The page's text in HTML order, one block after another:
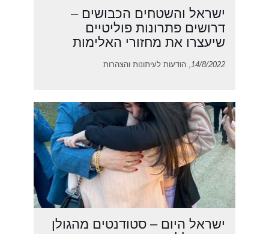
ישראל והשטחים הכבושים –
דרושים פתרונות פוליטיים
שיעצרו את מחזורי האלימות
14/8/2022 , הודעות לעיתונות והצהרות
ישראל היום – סטודנטים מהגולן